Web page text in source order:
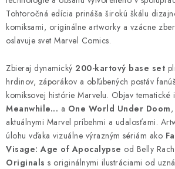
ŠPECIÁLNE
Čo je RIP and SHIP?
Obchodné podmienky
Odstúpenie od zmluvy formou
Tohtoročná edícia prináša širokú škálu
komiksami, originálne artworky a vzácne
oslavuje svet Marvel Comics.
Zbieraj dynamický 200-kartový base set
hrdinov, záporákov a obľúbených postáv
komiksovej histórie Marvelu. Objav tematické
Meanwhile... a One World Under Doom
aktuálnymi Marvel príbehmi a udalosťami.
úlohu vďaka vizuálne výrazným sériám ako
Visage: Age of Apocalypse od Belly
Originals s originálnymi ilustráciami od